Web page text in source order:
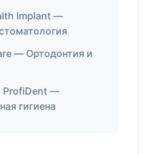
Implant —
— Ортодонтия и
ProfiDent —
гигиена